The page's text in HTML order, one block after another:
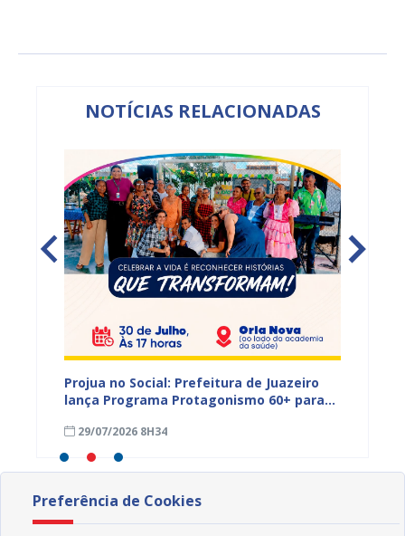
NOTÍCIAS RELACIONADAS
Projua no Social: Prefeitura de Juazeiro
lança Programa Protagonismo 60+ para
idosa
29/07/2026 8H34
Preferência de Cookies